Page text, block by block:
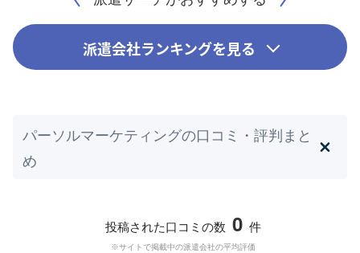
派遣会社ランキングを見る
パーソルマーケティングの口コミ・評判まと
め
投稿された口コミの数 0 件
※サイトで掲載中の派遣会社の平均評価